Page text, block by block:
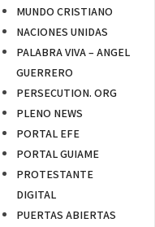
MUNDO CRISTIANO
NACIONES UNIDAS
PALABRA VIVA – ANGEL
GUERRERO
PERSECUTION. ORG
PLENO NEWS
PORTAL EFE
PORTAL GUIAME
PROTESTANTE
DIGITAL
PUERTAS ABIERTAS